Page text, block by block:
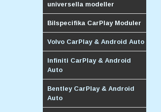
universella modeller
Bilspecifika CarPlay Moduler
Volvo CarPlay & Android Auto
Infiniti CarPlay & Android
Auto
Bentley CarPlay & Android
Auto